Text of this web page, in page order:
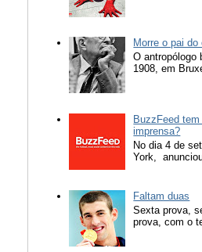
Morre o pai
O antropólogo
1908, em
BuzzFeed
imprensa?
No dia 4 de
York,
Faltam duas
Sexta prova,
prova, com o